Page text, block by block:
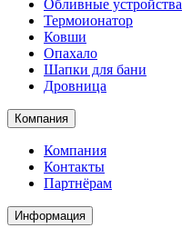
Обливные устройства
Термоионатор
Ковши
Опахало
Шапки для бани
Дровница
Компания
Компания
Контакты
Партнёрам
Информация